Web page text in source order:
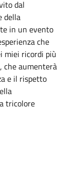
dal
della
in un evento
che
miei ricordi più
che aumenterà
e il rispetto
tricolore